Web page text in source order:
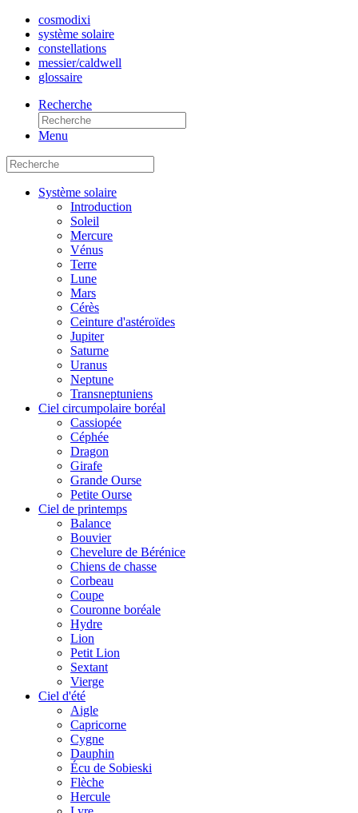
cosmodixi
système solaire
constellations
messier/caldwell
glossaire
Recherche
Menu
Système solaire
Introduction
Soleil
Mercure
Vénus
Terre
Lune
Mars
Cérès
Ceinture d'astéroïdes
Jupiter
Saturne
Uranus
Neptune
Transneptuniens
Ciel circumpolaire boréal
Cassiopée
Céphée
Dragon
Girafe
Grande Ourse
Petite Ourse
Ciel de printemps
Balance
Bouvier
Chevelure de Bérénice
Chiens de chasse
Corbeau
Coupe
Couronne boréale
Hydre
Lion
Petit Lion
Sextant
Vierge
Ciel d'été
Aigle
Capricorne
Cygne
Dauphin
Écu de Sobieski
Flèche
Hercule